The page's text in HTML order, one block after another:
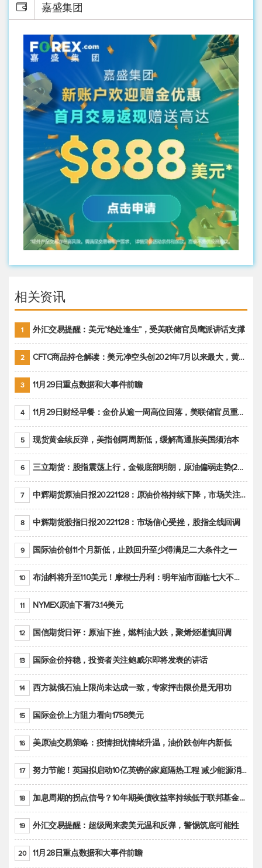
嘉盛集团
相关资讯
1 外汇交易提醒：美元“绝处逢生”，受美联储官员鹰派讲话支撑
2 CFTC商品持仓解读：美元净空头创2021年7月以来最大，黄金期货投机性净多头头寸减少
3 11月29日重点数据和大事件前瞻
4 11月29日财经早餐：金价从逾一周高位回落，美联储官员重申鹰派立场推动美元回升
5 现货黄金续反弹，美指创两周新低，缓解高通胀美国须治本
6 三立期货：股指震荡上行，金银底部明朗，原油偏弱走势(20221128收评)
7 中辉期货原油日报20221128：原油价格持续下降，市场关注OPEC+新一轮产能政策
8 中辉期货股指日报20221128：市场信心受挫，股指全线回调
9 国际油价创11个月新低，止跌回升至少得满足二大条件之一
10 布油料将升至110美元！摩根士丹利：明年油市面临七大不确定性
11 NYMEX原油下看73.14美元
12 国信期货日评：原油下挫，燃料油大跌，聚烯烃谨慎回调
13 国际金价持稳，投资者关注鲍威尔即将发表的讲话
14 西方就俄石油上限尚未达成一致，专家抨击限价是无用功
15 国际金价上方阻力看向1758美元
16 美原油交易策略：疫情担忧情绪升温，油价跌创年内新低
17 努力节能！英国拟启动10亿英镑的家庭隔热工程 减少能源消耗
18 加息周期的拐点信号？10年期美债收益率持续低于联邦基金利率目标区间
19 外汇交易提醒：超级周来袭美元温和反弹，警惕筑底可能性
20 11月28日重点数据和大事件前瞻